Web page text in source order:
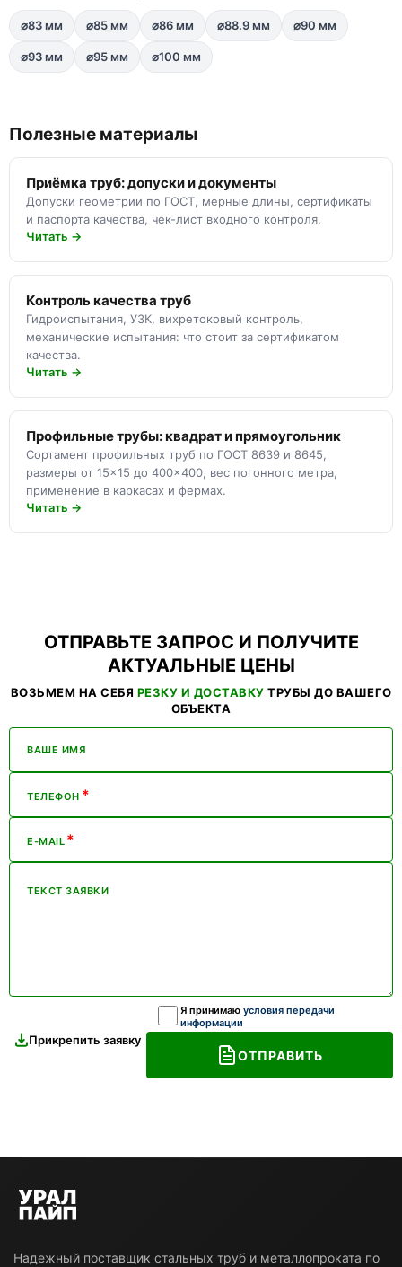
⌀83 мм ⌀85 мм ⌀86 мм ⌀88.9 мм ⌀90 мм
⌀93 мм ⌀95 мм ⌀100 мм
Полезные материалы
Приёмка труб: допуски и документы
Допуски геометрии по ГОСТ, мерные длины, сертификаты
и паспорта качества, чек-лист входного контроля.
Читать →
Контроль качества труб
Гидроиспытания, УЗК, вихретоковый контроль,
механические испытания: что стоит за сертификатом
качества.
Читать →
Профильные трубы: квадрат и прямоугольник
Сортамент профильных труб по ГОСТ 8639 и 8645,
размеры от 15×15 до 400×400, вес погонного метра,
применение в каркасах и фермах.
Читать →
ОТПРАВЬТЕ ЗАПРОС И ПОЛУЧИТЕ
АКТУАЛЬНЫЕ ЦЕНЫ
ВОЗЬМЕМ НА СЕБЯ РЕЗКУ И ДОСТАВКУ ТРУБЫ ДО ВАШЕГО
ОБЪЕКТА
ВАШЕ ИМЯ
ТЕЛЕФОН *
E-MAIL *
ТЕКСТ ЗАЯВКИ
Прикрепить заявку
Я принимаю условия передачи
информации
ОТПРАВИТЬ
Надежный поставщик стальных труб и металлопроката по